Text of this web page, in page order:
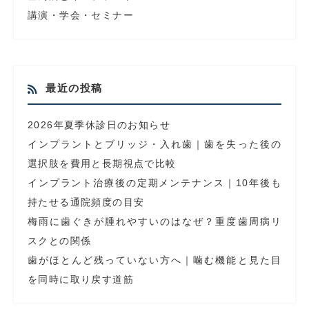
講演・学会・セミナー
最近の投稿
2026年夏季休診日のお知らせ
インプラントとブリッジ・入れ歯｜歯を失った後の
選択肢を費用と長期視点で比較
インプラント治療後の定期メンテナンス｜10年後も
持たせる通院頻度の目安
梅雨に歯ぐきが腫れやすいのはなぜ？重度歯周病リ
スクとの関係
歯がほとんど残っていない方へ｜噛む機能と見た目
を同時に取り戻す道筋